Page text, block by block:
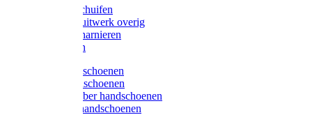
Grendels/schuifen
Hang en sluitwerk overig
Hengen/scharnieren
Scharnieren
Latex handschoenen
Leren handschoenen
PVC / Rubber handschoenen
Katoenen handschoenen